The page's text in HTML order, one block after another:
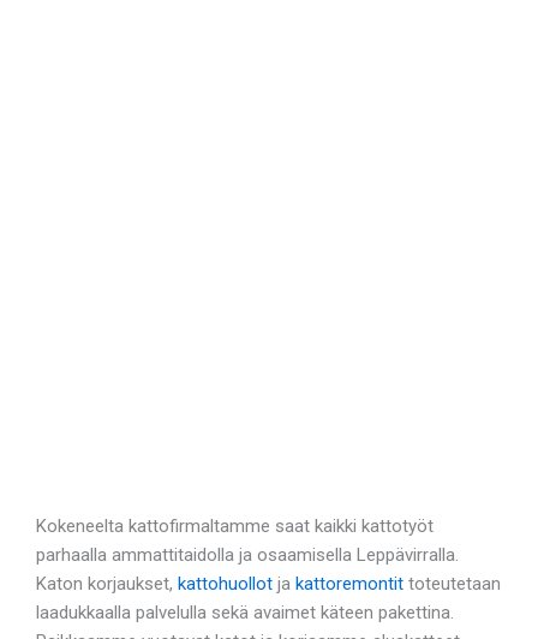
Kokeneelta kattofirmaltamme saat kaikki kattotyöt
parhaalla ammattitaidolla ja osaamisella Leppävirralla.
Katon korjaukset, kattohuollot ja kattoremontit toteutetaan
laadukkaalla palvelulla sekä avaimet käteen pakettina.